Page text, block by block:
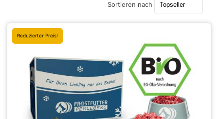
Snacks
Sortieren nach
Reduzierter Preis!